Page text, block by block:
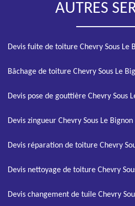
AUTRES
Devis fuite de toiture Chevry Sous Le
Bâchage de toiture Chevry Sous Le
Devis pose de gouttière Chevry Sous
Devis zingueur Chevry Sous Le Bignon
Devis réparation de toiture Chevry
Devis nettoyage de toiture Chevry
Devis changement de tuile Chevry